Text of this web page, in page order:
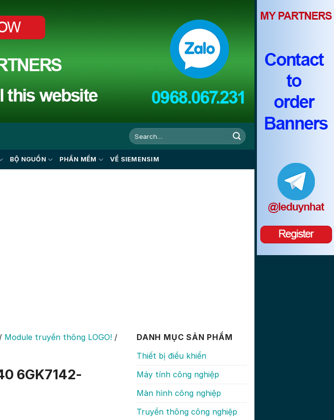
BỘ NGUỒN PHẦN MỀM VỀ SIEMENSIM
/ Module truyền thông LOGO! /
6GK7142-
DANH MỤC SẢN PHẨM
Thiết bị điều khiển
Máy tính công nghiệp
Màn hình công nghiệp
Truyền thông công nghiệp